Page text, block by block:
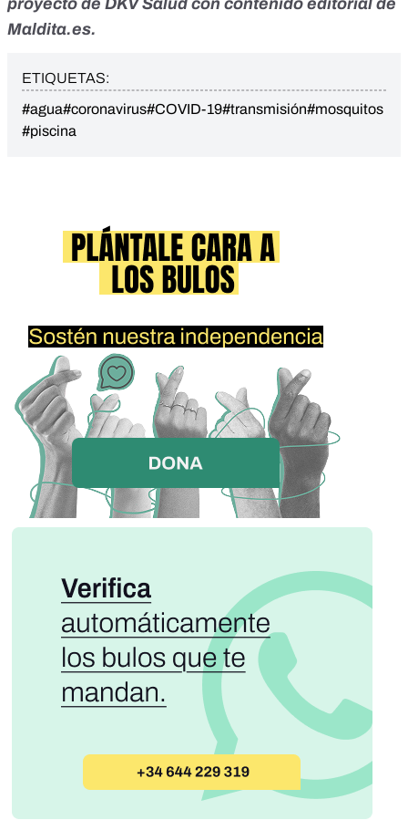
proyecto de DKV Salud con contenido editorial de
Maldita.es.
ETIQUETAS:
#agua#coronavirus#COVID-19#transmisión#mosquitos
#piscina